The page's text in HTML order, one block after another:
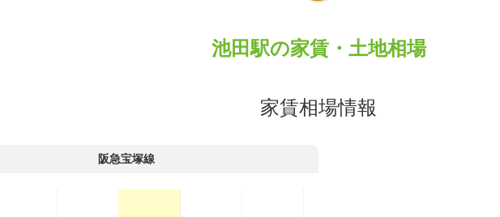
池田駅の家賃・土地相場
家賃相場情報
阪急宝塚線